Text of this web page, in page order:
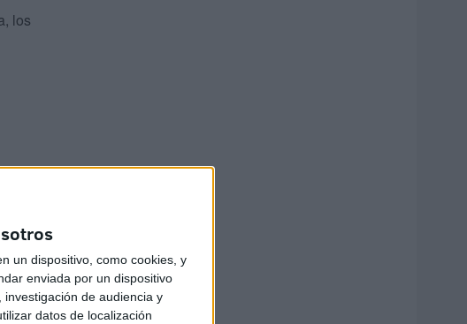
un dispositivo, como cookies, y
enviada por un dispositivo
de audiencia y
datos de localización
los
se
las